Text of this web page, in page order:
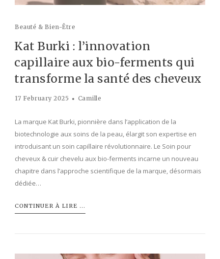
Beauté & Bien-Être
Kat Burki : l’innovation
capillaire aux bio-ferments qui
transforme la santé des cheveux
17 February 2025 Camille
La marque Kat Burki, pionnière dans l’application de la
biotechnologie aux soins de la peau, élargit son expertise en
introduisant un soin capillaire révolutionnaire. Le Soin pour
cheveux & cuir chevelu aux bio-ferments incarne un nouveau
chapitre dans l’approche scientifique de la marque, désormais
dédiée…
CONTINUER À LIRE ...